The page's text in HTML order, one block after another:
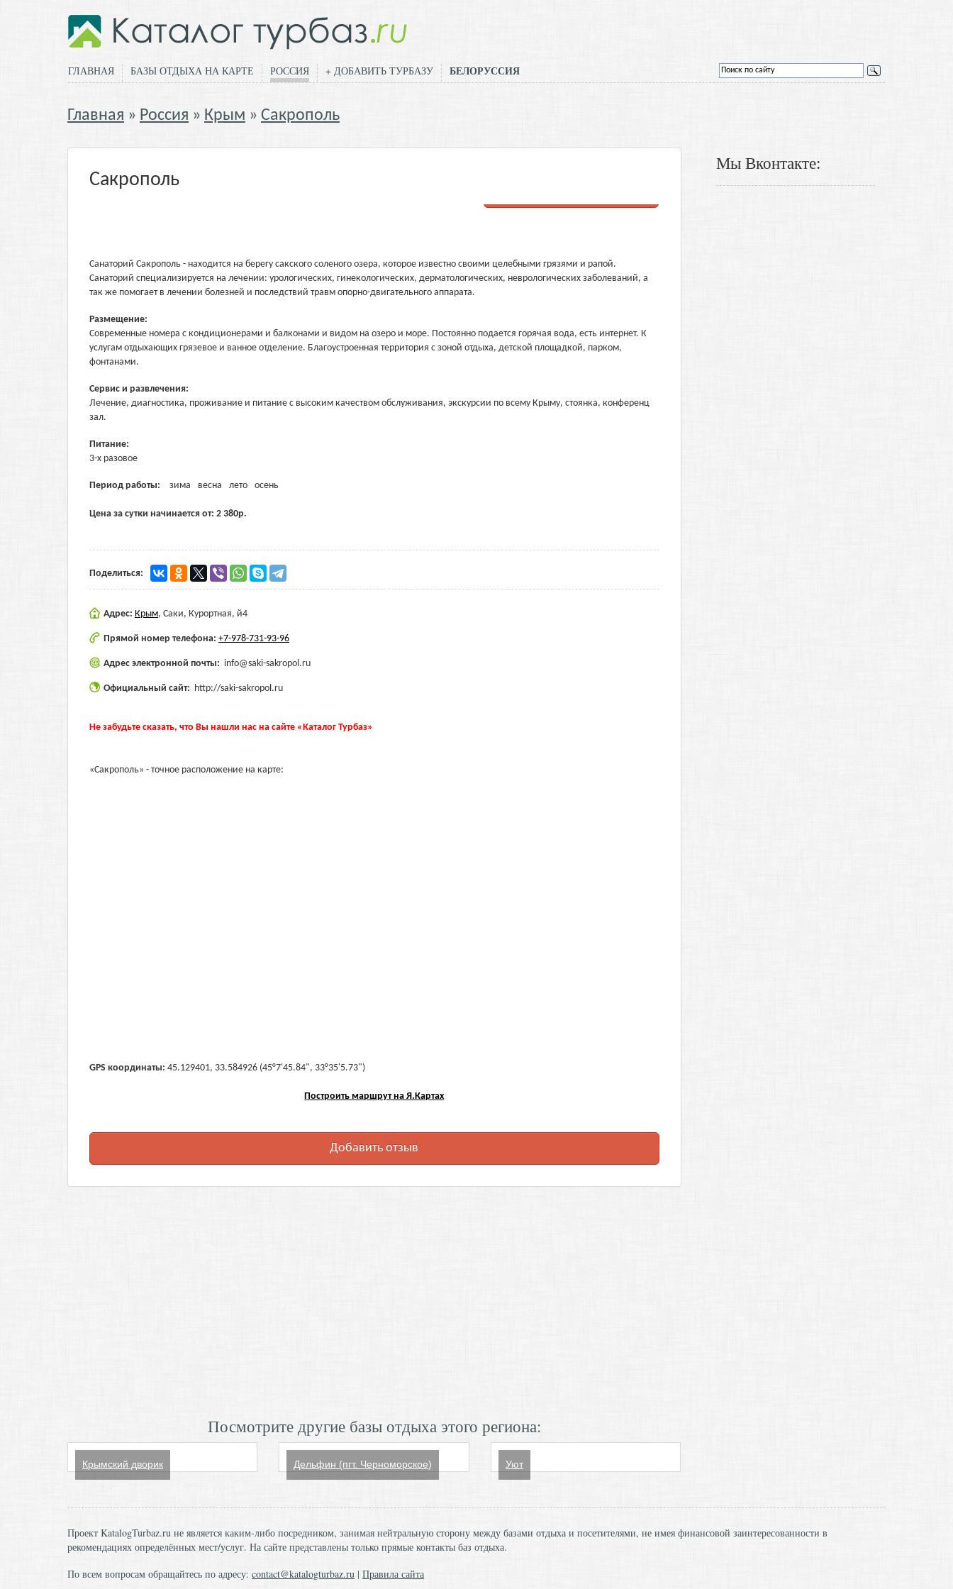
ГЛАВНАЯ БАЗЫ ОТДЫХА НА КАРТЕ РОССИЯ + ДОБАВИТЬ ТУРБАЗУ БЕЛОРУССИЯ
Главная Россия Крым Сакрополь
Сакрополь
Санаторий Сакрополь - находится на берегу сакского соленого озера, которое известно своими целебными грязями и рапой.
Санаторий специализируется на лечении: урологических, гинекологических, дерматологических, неврологических заболеваний, а
так же помогает в лечении болезней и последствий травм опорно-двигательного аппарата.
Размещение:
Современные номера с кондиционерами и балконами и видом на озеро и море. Постоянно подается горячая вода, есть интернет. К
услугам отдыхающих грязевое и ванное отделение. Благоустроенная территория с зоной отдыха, детской площадкой, парком,
фонтанами.
Сервис и развлечения:
Лечение, диагностика, проживание и питание с высоким качеством обслуживания, экскурсии по всему Крыму, стоянка, конференц
зал.
Питание:
3-х разовое
Период работы: зима весна лето осень
Цена за сутки начинается от: 2 380р.
Поделиться:
Адрес: Крым, Саки, Курортная, й4
Прямой номер телефона: +7-978-731-93-96
Адрес электронной почты: info@saki-sakropol.ru
Официальный сайт: http://saki-sakropol.ru
Не забудьте сказать, что Вы нашли нас на сайте «Каталог Турбаз»
«Сакрополь» - точное расположение на карте:
GPS координаты: 45.129401, 33.584926 (45°7'45.84", 33°35'5.73")
Построить маршрут на Я.Картах
Добавить отзыв
Мы Вконтакте:
Посмотрите другие базы отдыха этого региона:
Крымский дворик Дельфин (пгт. Черноморское) Уют
Проект KatalogTurbaz.ru не является каким-либо посредником, занимая нейтральную сторону между базами отдыха и посетителями, не имея финансовой заинтересованности в
рекомендациях определённых мест/услуг. На сайте представлены только прямые контакты баз отдыха.
По всем вопросам обращайтесь по адресу: contact@katalogturbaz.ru | Правила сайта